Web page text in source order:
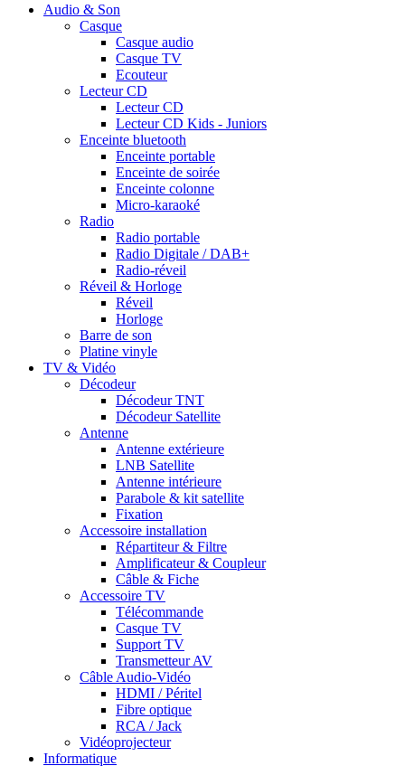
Audio & Son
Casque
Casque audio
Casque TV
Ecouteur
Lecteur CD
Lecteur CD
Lecteur CD Kids - Juniors
Enceinte bluetooth
Enceinte portable
Enceinte de soirée
Enceinte colonne
Micro-karaoké
Radio
Radio portable
Radio Digitale / DAB+
Radio-réveil
Réveil & Horloge
Réveil
Horloge
Barre de son
Platine vinyle
TV & Vidéo
Décodeur
Décodeur TNT
Décodeur Satellite
Antenne
Antenne extérieure
LNB Satellite
Antenne intérieure
Parabole & kit satellite
Fixation
Accessoire installation
Répartiteur & Filtre
Amplificateur & Coupleur
Câble & Fiche
Accessoire TV
Télécommande
Casque TV
Support TV
Transmetteur AV
Câble Audio-Vidéo
HDMI / Péritel
Fibre optique
RCA / Jack
Vidéoprojecteur
Informatique